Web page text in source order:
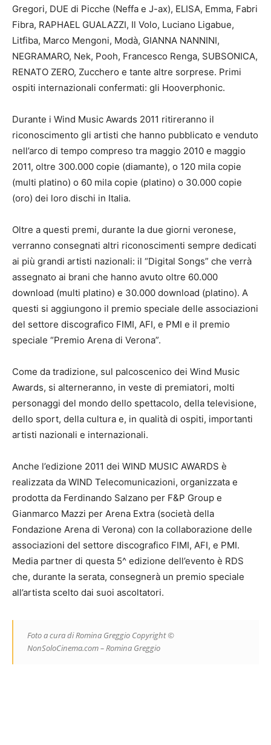
Gregori, DUE di Picche (Neffa e J-ax), ELISA, Emma, Fabri
Fibra, RAPHAEL GUALAZZI, Il Volo, Luciano Ligabue,
Litfiba, Marco Mengoni, Modà, GIANNA NANNINI,
NEGRAMARO, Nek, Pooh, Francesco Renga, SUBSONICA,
RENATO ZERO, Zucchero e tante altre sorprese. Primi
ospiti internazionali confermati: gli Hooverphonic.
Durante i Wind Music Awards 2011 ritireranno il
riconoscimento gli artisti che hanno pubblicato e venduto
nell’arco di tempo compreso tra maggio 2010 e maggio
2011, oltre 300.000 copie (diamante), o 120 mila copie
(multi platino) o 60 mila copie (platino) o 30.000 copie
(oro) dei loro dischi in Italia.
Oltre a questi premi, durante la due giorni veronese,
verranno consegnati altri riconoscimenti sempre dedicati
ai più grandi artisti nazionali: il “Digital Songs” che verrà
assegnato ai brani che hanno avuto oltre 60.000
download (multi platino) e 30.000 download (platino). A
questi si aggiungono il premio speciale delle associazioni
del settore discografico FIMI, AFI, e PMI e il premio
speciale “Premio Arena di Verona”.
Come da tradizione, sul palcoscenico dei Wind Music
Awards, si alterneranno, in veste di premiatori, molti
personaggi del mondo dello spettacolo, della televisione,
dello sport, della cultura e, in qualità di ospiti, importanti
artisti nazionali e internazionali.
Anche l’edizione 2011 dei WIND MUSIC AWARDS è
realizzata da WIND Telecomunicazioni, organizzata e
prodotta da Ferdinando Salzano per F&P Group e
Gianmarco Mazzi per Arena Extra (società della
Fondazione Arena di Verona) con la collaborazione delle
associazioni del settore discografico FIMI, AFI, e PMI.
Media partner di questa 5^ edizione dell’evento è RDS
che, durante la serata, consegnerà un premio speciale
all’artista scelto dai suoi ascoltatori.
Foto a cura di Romina Greggio Copyright ©
NonSoloCinema.com – Romina Greggio